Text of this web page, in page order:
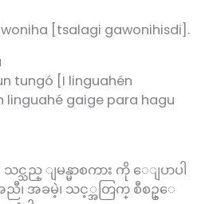
[tsalagi gawonihisdi].
tungó [I linguahén
linguahé gaige para hagu
ည္ ျမန္မာစကား ကို ေျပာပါ
၊ အခမဲ့၊ သင့္အတြက္ စီစဥ္ေ